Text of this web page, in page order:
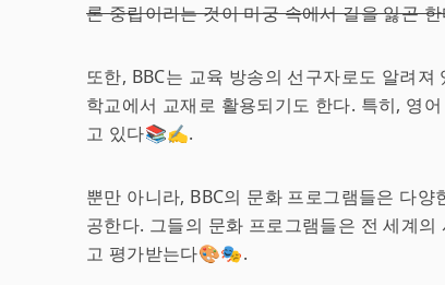
론 중립이라는 것이 미궁 속에서 길을 잃곤
또한, BBC는 교육 방송의 선구자로도 알려
학교에서 교재로 활용되기도 한다. 특히, 영
고 있다📚✍️.
뿐만 아니라, BBC의 문화 프로그램들은 다
공한다. 그들의 문화 프로그램들은 전 세계
고 평가받는다🎨🎭.